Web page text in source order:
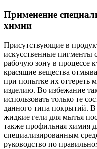
Применение
химии
Присутствующие в
искусственные пигменты
рабочую зону в процессе
красящие вещества
при попытке их оттереть
изделию. Во избежание
использовать только те
данного типа покрытий.
жидкие гели для мытья
также профильная химия
специализированным
руководство по